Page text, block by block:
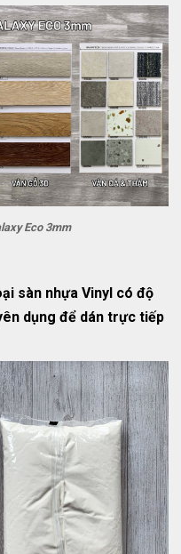
Eco 3mm
sàn nhựa Vinyl có độ
dụng để dán trực tiếp